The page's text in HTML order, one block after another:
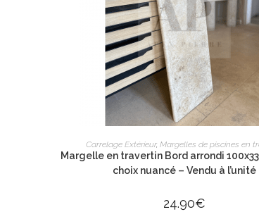
AJOUTER AU PANIER
Carrelage Extérieur, Margelles de piscines en
Margelle en travertin Bord arrondi
choix nuancé – Vendu à l’unité
24.90€